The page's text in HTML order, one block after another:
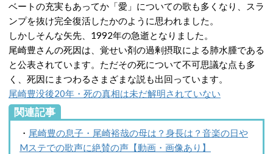
ベートの充実もあってか「愛」についての歌も多くなり、スラ
ンプを抜け完全復活したかのように思われました。
しかしそんな矢先、1992年の急逝となりました。
尾崎豊さんの死因は、覚せい剤の過剰摂取による肺水腫である
と公表されています。ただその死について不可思議な点も多
く、死因にまつわるさまざまな説も出回っています。
尾崎豊没後20年・死の真相は未だ解明されていない
関連記事
・ 尾崎豊の息子・尾崎裕哉の母は？身長は？音楽の日や
Mステでの歌声に絶賛の声【動画・画像あり】